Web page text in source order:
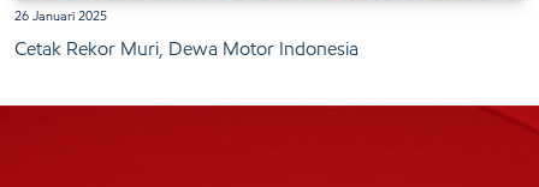
26 Januari 2025
Cetak Rekor Muri, Dewa Motor Indonesia